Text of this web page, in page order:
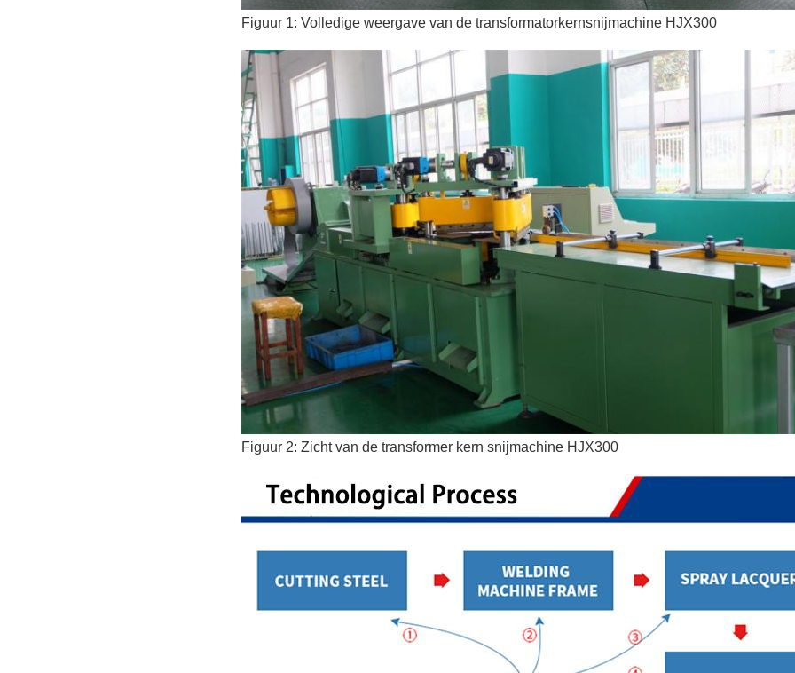
Figuur 1: Volledige weergave van de transformatorkernsnijmachine HJX300
Figuur 2: Zicht van de transformer kern snijmachine HJX300